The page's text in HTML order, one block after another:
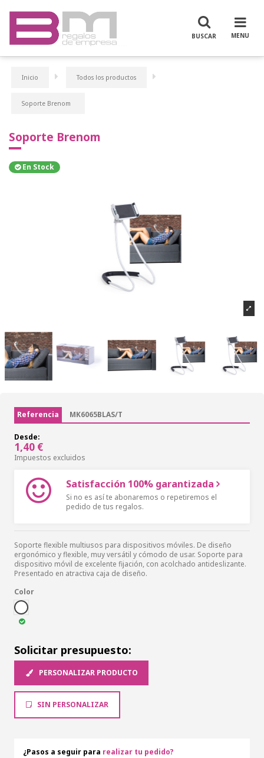
Inicio Todos los productos
Soporte Brenom
Soporte Brenom
En Stock
Referencia MK6065BLAS/T
Desde:
1,40 €
Impuestos excluidos
Satisfacción 100% garantizada
Si no es así te abonaremos o repetiremos el
pedido de tus regalos.
Soporte flexible multiusos para dispositivos móviles. De diseño
ergonómico y flexible, muy versátil y cómodo de usar. Soporte para
dispositivo móvil de excelente fijación, con acolchado antideslizante.
Presentado en atractiva caja de diseño.
Color
BLA
Solicitar presupuesto:
PERSONALIZAR PRODUCTO
SIN PERSONALIZAR
¿Pasos a seguir para realizar tu pedido?